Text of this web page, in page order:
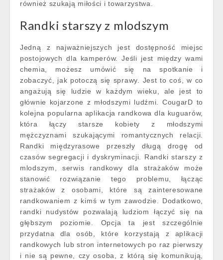
również szukają miłości i towarzystwa.
Randki starszy z mlodszym
Jedną z najważniejszych jest dostępność miejsc
postojowych dla kamperów. Jeśli jest między wami
chemia, możesz umówić się na spotkanie i
zobaczyć, jak potoczą się sprawy. Jest to coś, w co
angażują się ludzie w każdym wieku, ale jest to
głównie kojarzone z młodszymi ludźmi. CougarD to
kolejna popularna aplikacja randkowa dla kuguarów,
która łączy starsze kobiety z młodszymi
mężczyznami szukającymi romantycznych relacji.
Randki międzyrasowe przeszły długą drogę od
czasów segregacji i dyskryminacji. Randki starszy z
mlodszym, serwis randkowy dla strażaków może
stanowić rozwiązanie tego problemu, łącząc
strażaków z osobami, które są zainteresowane
randkowaniem z kimś w tym zawodzie. Dodatkowo,
randki nudystów pozwalają ludziom łączyć się na
głębszym poziomie. Opcja ta jest szczególnie
przydatna dla osób, które korzystają z aplikacji
randkowych lub stron internetowych po raz pierwszy
i nie są pewne, czy osoba, z którą się komunikują,